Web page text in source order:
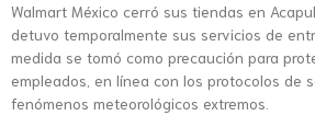
Walmart México cerró sus tiendas en
detuvo temporalmente sus servicios de
medida se tomó como precaución para
empleados, en línea con los protocolos de
fenómenos meteorológicos extremos.